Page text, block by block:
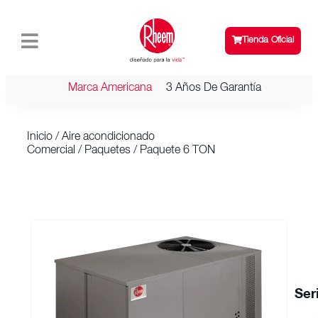
Tienda Oficial
Marca Americana 3 Años De Garantía
Inicio / Aire acondicionado
Comercial / Paquetes / Paquete 6 TON